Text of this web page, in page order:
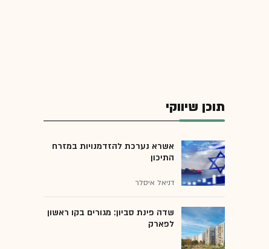
תוכן שיווקי
אשרא נערכת להזדמנויות במזרח
התיכון
דניאל איסלר
שדה פינת סביון: מגורים בקו ראשון
לפארק